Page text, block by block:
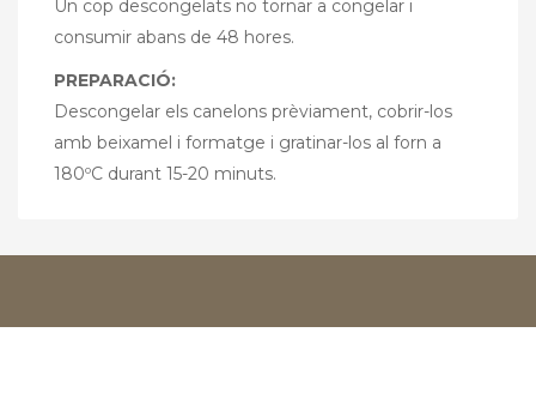
Un cop descongelats no tornar a congelar i
consumir abans de 48 hores.
PREPARACIÓ:
Descongelar els canelons prèviament, cobrir-los
amb beixamel i formatge i gratinar-los al forn a
180ºC durant 15-20 minuts.